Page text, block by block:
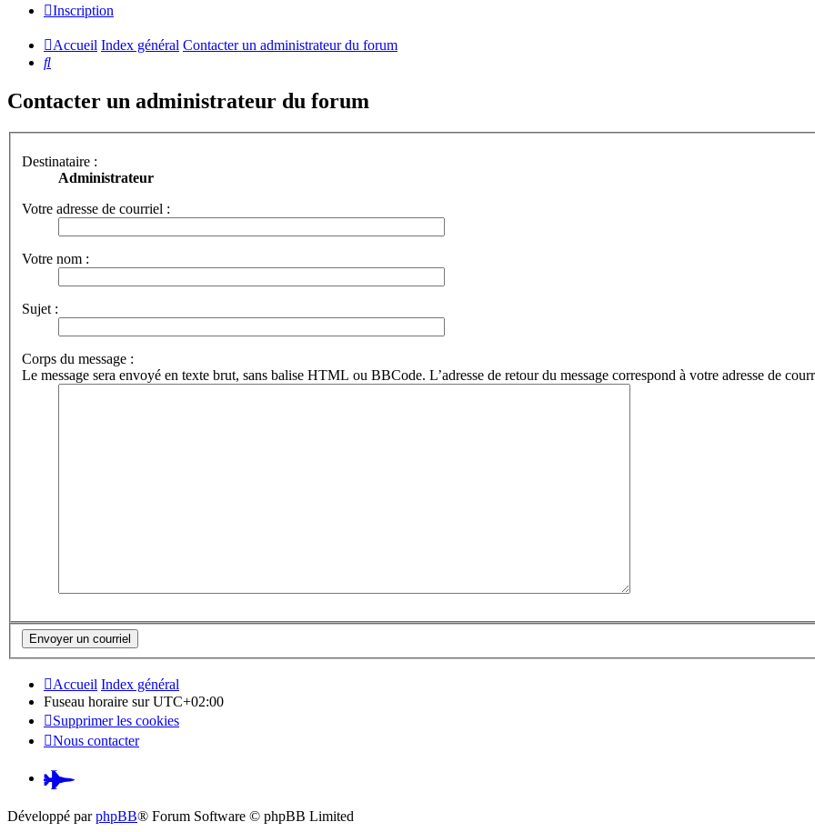
Inscription
Accueil Index général Contacter un administrateur du forum
Rechercher
Contacter un administrateur du forum
Destinataire :
Administrateur
Votre adresse de courriel :
Votre nom :
Sujet :
Corps du message :
Le message sera envoyé en texte brut, sans balise HTML ou BBCode. L’adresse de retour du message correspond à votre adresse de
Accueil Index général
Fuseau horaire surUTC+02:00
Supprimer les cookies
Nous contacter
Pardus.at
(S’ouvre
Développé parphpBB® Forum Software © phpBB Limited